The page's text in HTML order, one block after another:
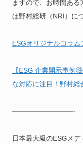
ますので、お時間あ
は野村総研（NRI）に
ESGオリジナルコラム
【ESG 企業開示事例
な対応に注目！野村
—————————-
日本最大級のESGメデ